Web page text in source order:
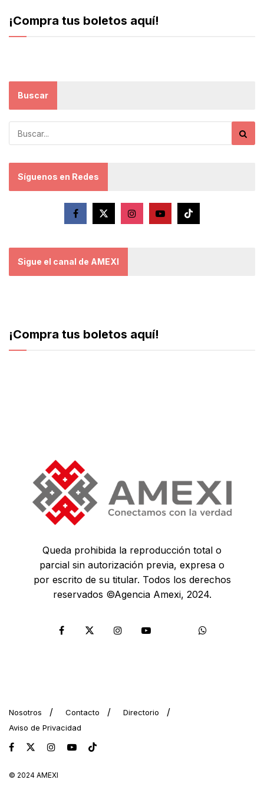
¡Compra tus boletos aquí!
Buscar
Síguenos en Redes
Sigue el canal de AMEXI
¡Compra tus boletos aquí!
Queda prohibida la reproducción total o
parcial sin autorización previa, expresa o
por escrito de su titular. Todos los derechos
reservados ©Agencia Amexi, 2024.
Nosotros Contacto
Directorio
Aviso de Privacidad
© 2024 AMEXI